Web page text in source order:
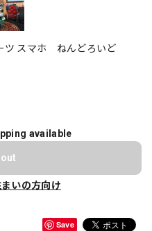
ツ スマホ ねんどろいど
available
いの方向け
Save